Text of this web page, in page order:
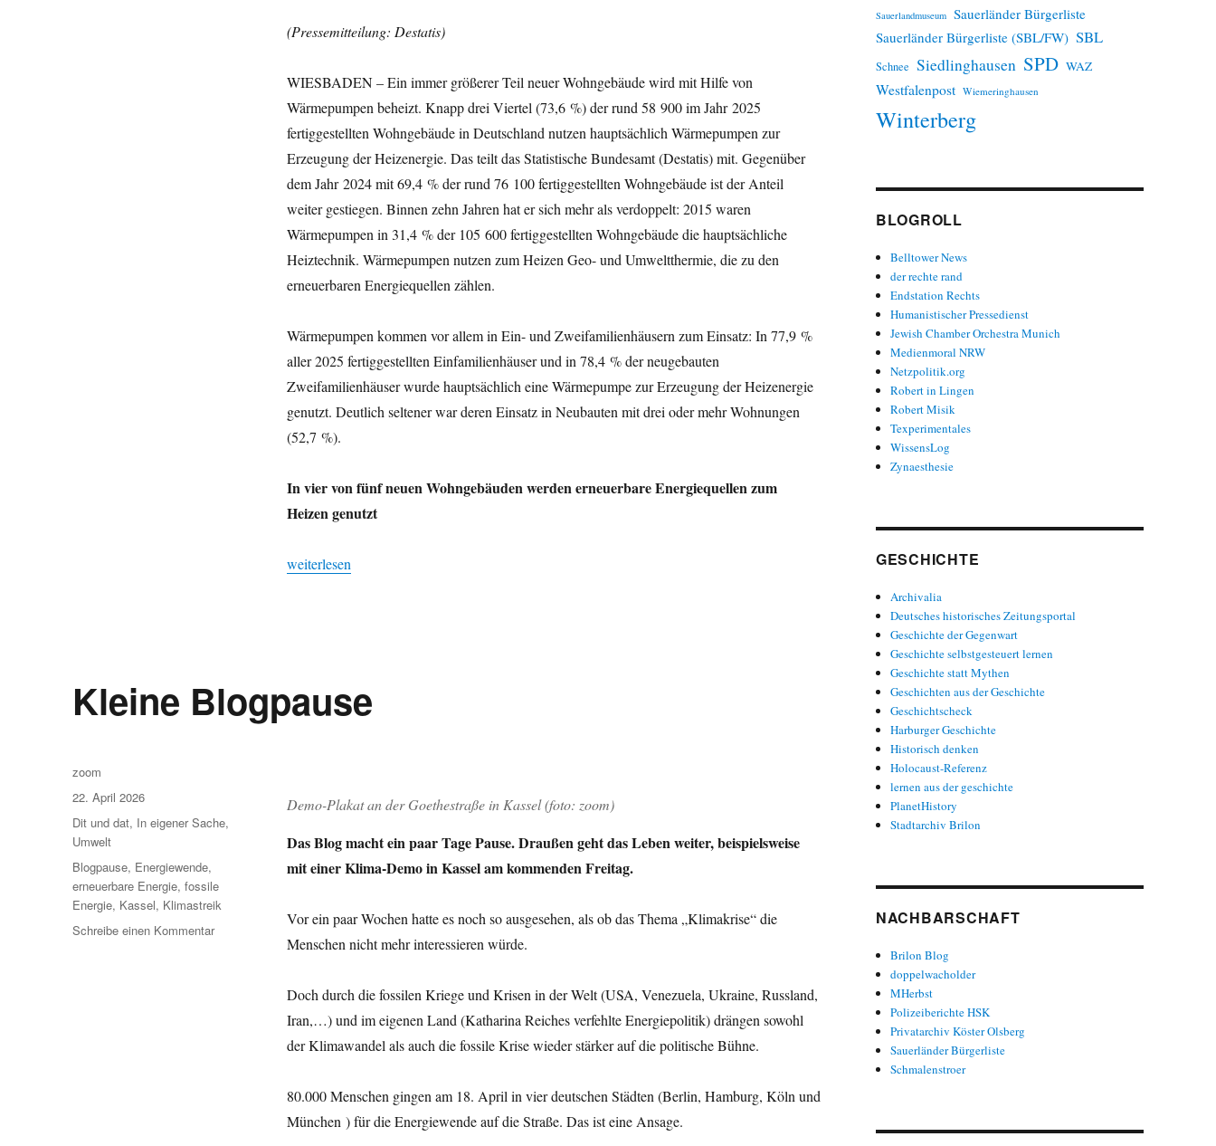
(Pressemitteilung: Destatis)
WIESBADEN – Ein immer größerer Teil neuer Wohngebäude wird mit Hilfe von
Wärmepumpen beheizt. Knapp drei Viertel (73,6 %) der rund 58 900 im Jahr 2025
fertiggestellten Wohngebäude in Deutschland nutzen hauptsächlich Wärmepumpen zur
Erzeugung der Heizenergie. Das teilt das Statistische Bundesamt (Destatis) mit. Gegenüber
dem Jahr 2024 mit 69,4 % der rund 76 100 fertiggestellten Wohngebäude ist der Anteil
weiter gestiegen. Binnen zehn Jahren hat er sich mehr als verdoppelt: 2015 waren
Wärmepumpen in 31,4 % der 105 600 fertiggestellten Wohngebäude die hauptsächliche
Heiztechnik. Wärmepumpen nutzen zum Heizen Geo- und Umweltthermie, die zu den
erneuerbaren Energiequellen zählen.
Wärmepumpen kommen vor allem in Ein- und Zweifamilienhäusern zum Einsatz: In 77,9 %
aller 2025 fertiggestellten Einfamilienhäuser und in 78,4 % der neugebauten
Zweifamilienhäuser wurde hauptsächlich eine Wärmepumpe zur Erzeugung der Heizenergie
genutzt. Deutlich seltener war deren Einsatz in Neubauten mit drei oder mehr Wohnungen
(52,7 %).
In vier von fünf neuen Wohngebäuden werden erneuerbare Energiequellen zum
Heizen genutzt
„Rund drei Viertel der im Jahr 2025 errichteten Wohngebäude heizen mit Wärmepumpen“
weiterlesen
Kleine Blogpause
Demo-Plakat an der Goethestraße in Kassel (foto: zoom)
Das Blog macht ein paar Tage Pause. Draußen geht das Leben weiter, beispielsweise
mit einer Klima-Demo in Kassel am kommenden Freitag.
Vor ein paar Wochen hatte es noch so ausgesehen, als ob das Thema „Klimakrise“ die
Menschen nicht mehr interessieren würde.
Doch durch die fossilen Kriege und Krisen in der Welt (USA, Venezuela, Ukraine, Russland,
Iran,…) und im eigenen Land (Katharina Reiches verfehlte Energiepolitik) drängen sowohl
der Klimawandel als auch die fossile Krise wieder stärker auf die politische Bühne.
80.000 Menschen gingen am 18. April in vier deutschen Städten (Berlin, Hamburg, Köln und
München ) für die Energiewende auf die Straße. Das ist eine Ansage.
Autor
zoom
Veröffentlicht
am
22. April 2026
Kategorien
Dit und dat, In eigener Sache,
Umwelt
Schlagwörter
Blogpause, Energiewende,
erneuerbare Energie,fossile
Energie, Kassel, Klimastreik
Schreibe einen Kommentarzu
Sauerlandmuseum Sauerländer Bürgerliste
Sauerländer Bürgerliste (SBL/FW) SBL
Schnee Siedlinghausen SPD WAZ
Westfalenpost Wiemeringhausen
Winterberg
BLOGROLL
Belltower News
der rechte rand
Endstation Rechts
Humanistischer Pressedienst
Jewish Chamber Orchestra Munich
Medienmoral NRW
Netzpolitik.org
Robert in Lingen
Robert Misik
Texperimentales
WissensLog
Zynaesthesie
GESCHICHTE
Archivalia
Deutsches historisches Zeitungsportal
Geschichte der Gegenwart
Geschichte selbstgesteuert lernen
Geschichte statt Mythen
Geschichten aus der Geschichte
Geschichtscheck
Harburger Geschichte
Historisch denken
Holocaust-Referenz
lernen aus der geschichte
PlanetHistory
Stadtarchiv Brilon
NACHBARSCHAFT
Brilon Blog
doppelwacholder
MHerbst
Polizeiberichte HSK
Privatarchiv Köster Olsberg
Sauerländer Bürgerliste
Schmalenstroer